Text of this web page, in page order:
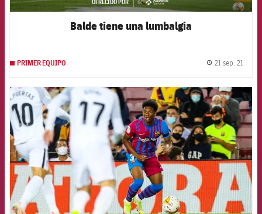
OFRECIDO POR
asistencia
Balde tiene una lumbalgia
PRIMER EQUIPO 21 sep. 21
FCB Barcelona badge